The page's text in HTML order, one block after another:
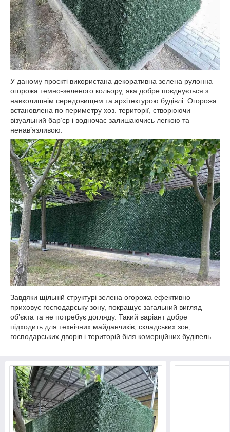
У даному проєкті використана декоративна зелена рулонна
огорожа темно-зеленого кольору, яка добре поєднується з
навколишнім середовищем та архітектурою будівлі. Огорожа
встановлена по периметру хоз. території, створюючи
візуальний бар’єр і водночас залишаючись легкою та
ненав’язливою.
Завдяки щільній структурі зелена огорожа ефективно
приховує господарську зону, покращує загальний вигляд
об’єкта та не потребує догляду. Такий варіант добре
підходить для технічних майданчиків, складських зон,
господарських дворів і територій біля комерційних будівель.